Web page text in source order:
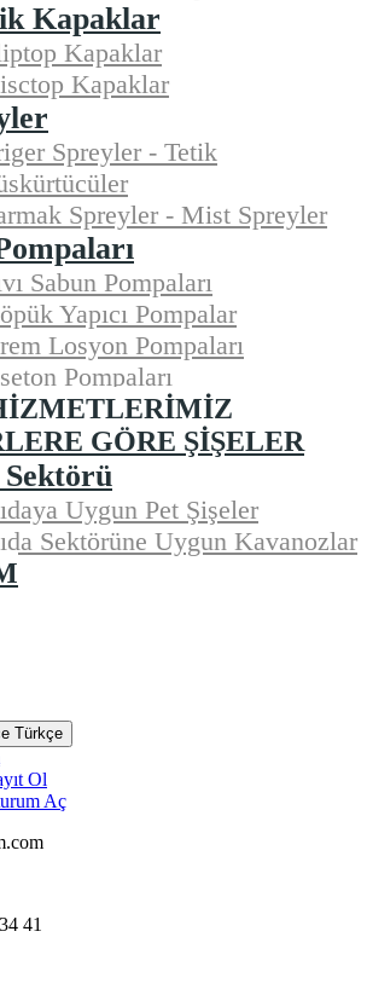
Kapaklar
Kapaklar
Kapaklar
Spreyler - Tetik
Spreyler - Mist Spreyler
Sabun Pompaları
Yapıcı Pompalar
Losyon Pompaları
Pompaları
GÖRE ŞIŞELER
Sektörü
Uygun Pet Şişeler
Sektörüne Uygun Kavanozlar
Türkçe
Ol
Aç
41